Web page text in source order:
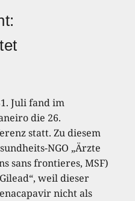
Juli fand im
die 26.
statt. Zu diesem
NGO „Ärzte
sans frontieres, MSF)
weil dieser
nicht als